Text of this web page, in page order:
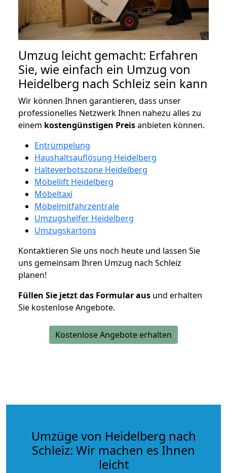
Umzug leicht gemacht: Erfahren
Sie, wie einfach ein Umzug von
Heidelberg nach Schleiz sein kann
Wir können Ihnen garantieren, dass unser
professionelles Netzwerk Ihnen nahezu alles zu
einem kostengünstigen Preisanbieten können.
Entrümpelung
Haushaltsauflösung Heidelberg
Halteverbotszone Heidelberg
Möbellift Heidelberg
Möbeltaxi
Möbelmitfahrzentrale
Umzugshelfer Heidelberg
Umzugskartons
Kontaktieren Sie uns noch heute und lassen Sie
uns gemeinsam Ihren Umzug nach Schleiz
planen!
Füllen Sie jetzt das Formular aus und erhalten
Sie kostenlose Angebote.
Kostenlose Angebote erhalten
Umzüge von Heidelberg nach
Schleiz: Wir machen es Ihnen
leicht